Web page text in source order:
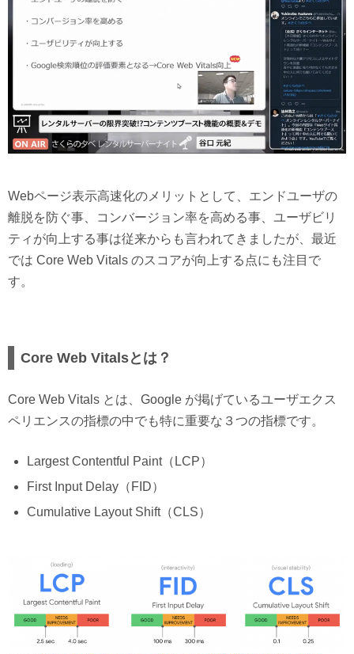
Webページ表示高速化のメリットとして、エンドユーザの
離脱を防ぐ事、コンバージョン率を高める事、ユーザビリ
ティが向上する事は従来からも言われてきましたが、最近
では Core Web Vitals のスコアが向上する点にも注目で
す。
Core Web Vitalsとは？
Core Web Vitals とは、Google が掲げているユーザエクス
ペリエンスの指標の中でも特に重要な３つの指標です。
Largest Contentful Paint（LCP）
First Input Delay（FID）
Cumulative Layout Shift（CLS）